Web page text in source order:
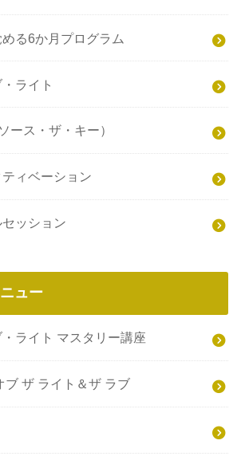
る6か月プログラム
ライト
ース・ザ・キー）
ィベーション
ッション
ュー
ライト マスタリー講座
ブ ザ ライト＆ザ ラブ